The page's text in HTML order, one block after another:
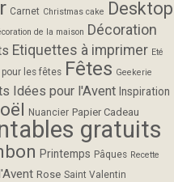
Carnet Christmas cake Desktop
de la maison Décoration
Etiquettes à imprimer Eté
les fêtes Fêtes Geekerie
Idées pour l'Avent Inspiration
Nuancier Papier Cadeau
gratuits
Printemps Pâques Recette
Rose Saint Valentin